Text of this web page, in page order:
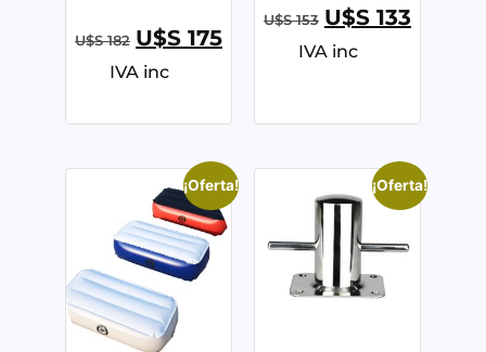
U$S182 U$S 175
IVA inc
U$S153 U$S 133
IVA inc
¡Oferta! ¡Oferta!